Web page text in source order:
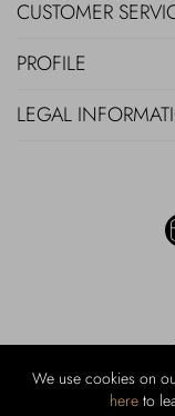
We use cookies on
here to
CUSTOMER
PROFILE
LEGAL
Rubinacci S.r.l.: Viale